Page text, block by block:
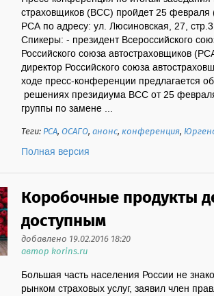
страховщиков (ВСС) пройдет 25 февраля
РСА по адресу: ул. Люсиновская, 27,
Спикеры: - президент Всероссийского
Российского союза автостраховщиков
директор Российского союза
ходе пресс-конференции
решениях президиума ВСС от 25
группы по замене ...
Теги:РСА,ОСАГО,анонс,конференция,
Полная версия
Коробочные продукты
доступным
добавлено 19.02.2016 18:20
автор korins.ru
Большая часть населения России не
рынком страховых услуг, заявил член